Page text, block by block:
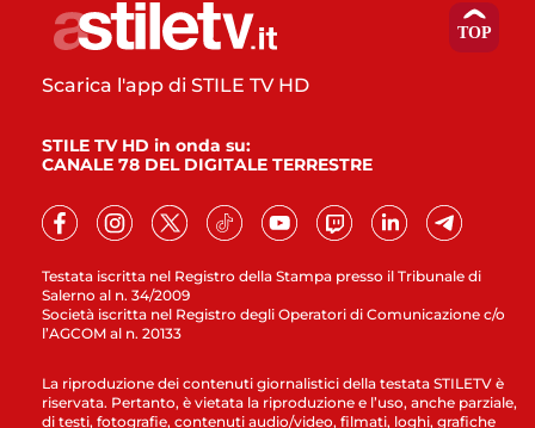
Testata iscritta nel Registro della Stampa presso il Tribunale di
Salerno al n. 34/2009
Società iscritta nel Registro degli Operatori di Comunicazione c/o
l’AGCOM al n. 20133
Scarica l'app di STILE TV HD
STILE TV HD in onda su:
CANALE 78 DEL DIGITALE TERRESTRE
La riproduzione dei contenuti giornalistici della testata STILETV è
riservata. Pertanto, è vietata la riproduzione e l’uso, anche parziale,
di testi, fotografie, contenuti audio/video, filmati, loghi, grafiche